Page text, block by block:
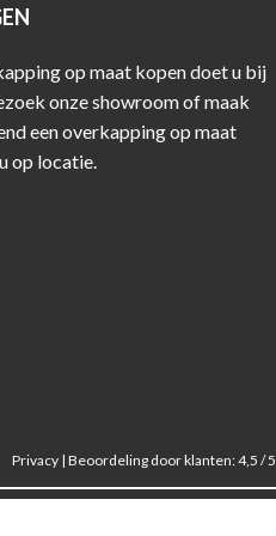
op maat kopen doet u bij
onze showroom of maak
een overkapping op maat
op locatie.
Privacy | Beoordeling door klanten:4,5 /5